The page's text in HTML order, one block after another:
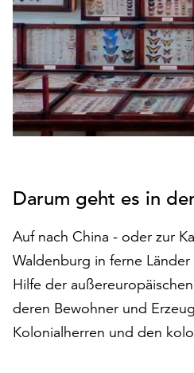
Darum geht es in
Auf nach China - oder zur
Waldenburg in ferne
Hilfe der
deren Bewohner und
Kolonialherren und den